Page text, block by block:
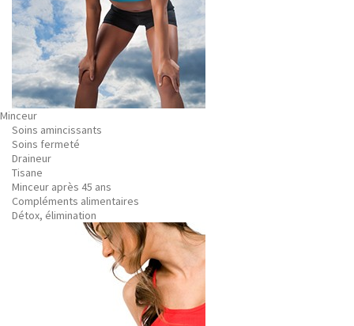
Minceur
Soins amincissants
Soins fermeté
Draineur
Tisane
Minceur après 45 ans
Compléments alimentaires
Détox, élimination